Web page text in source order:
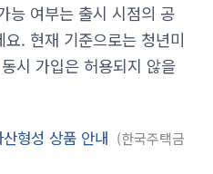
능 여부는 출시 시점의 공
. 현재 기준으로는 청년미
시 가입은 허용되지 않을
형성 상품 안내
한국주택금